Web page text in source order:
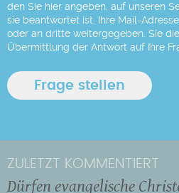
den Sie hier angeben, auf unseren
sie beantwortet ist. Ihre Mail-
oder an dritte weitergegeben. Sie
Übermittlung der Antwort auf Ihre
ZULETZT KOMMENTIERT
Dürfen evangelische